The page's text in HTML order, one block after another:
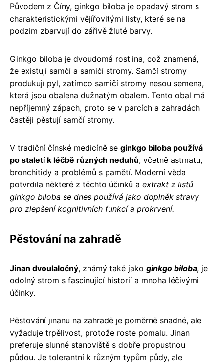
Původem z Číny, ginkgo biloba je opadavý strom s
charakteristickými vějířovitými listy, které se na
podzim zbarvují do zářivě žluté barvy.
Ginkgo biloba je dvoudomá rostlina, což znamená,
že existují samčí a samičí stromy. Samčí stromy
produkují pyl, zatímco samičí stromy nesou semena,
která jsou obalena dužnatým obalem. Tento obal má
nepříjemný zápach, proto se v parcích a zahradách
častěji pěstují samčí stromy.
V tradiční čínské medicíně se ginkgo biloba používá
po staletí k léčbě různých neduhů, včetně astmatu,
bronchitidy a problémů s pamětí. Moderní věda
potvrdila některé z těchto účinků a extrakt z listů
ginkgo biloba se dnes používá jako doplněk stravy
pro zlepšení kognitivních funkcí a prokrvení.
Pěstování na zahradě
Jinan dvoulaločný, známý také jako ginkgo biloba, je
odolný strom s fascinující historií a mnoha léčivými
účinky.
Pěstování jinanu na zahradě je poměrně snadné, ale
vyžaduje trpělivost, protože roste pomalu. Jinan
preferuje slunné stanoviště s dobře propustnou
půdou. Je tolerantní k různým typům půdy, ale